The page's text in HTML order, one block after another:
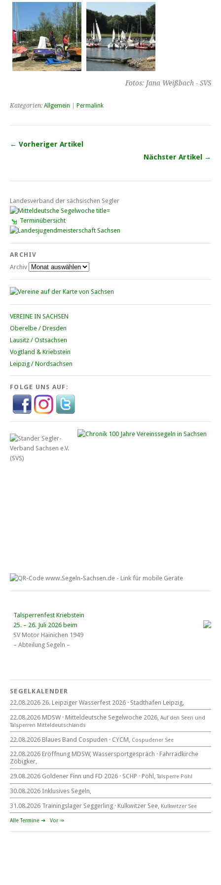
Fotos: Jana Weißbach - SVS
Kategorien: Allgemein Permalink
← Vorheriger Artikel
Nächster Artikel →
Landesverband der sächsischen Segler
Terminübersicht
ARCHIV
Archiv
VEREINE IN SACHSEN
Oberelbe / Dresden
Lausitz / Ostsachsen
Vogtland & Kriebstein
Leipzig / Nordsachsen
FOLGE UNS AUF:
Talsperrenfest Kriebstein
25. – 26. Juli 2026 beim
SV Motor Hainichen 1949
– Abteilung Segeln –
Eröffnung MDSW
11°° Uhr Fahrrad­kirche Markkleeberg
Blaues Band Cospudener See
22. August 2026
beim CYCM
für alle Segler am See
Mitteldeutsche Segelwoche
22. – 30. August 2026 in Sachsen · Thüringen · Sachsen Anhalt
SEGELKALENDER
22.08.2026 26. Leipziger Wasserfest 2026 · Stadthafen Leipzig,
22.08.2026 MDSW · Mitteldeutsche Segelwoche 2026, Auf den Seen und
Tal­sperren Mittel­deut­sch­lands
22.08.2026 Blaues Band Cospuden · CYCM, Cospudener See
22.08.2026 Eröffnung MDSW, Wassersportgespräch · Fahrradkirche
Zöbigker,
29.08.2026 Goldener Finn und FD 2026 · SCHP · Pöhl, Talsperre Pöhl
30.08.2026 Inklusives Segeln,
31.08.2026 Trainingslager Seggerling · Kulkwitzer See, Kulkwitzer See
Alle Termine ➔ Vor ⇒